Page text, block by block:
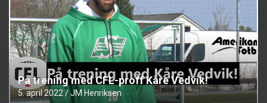
På trening med CFL-proff Kåre Vedvik!
5. april 2022 JM Henriksen